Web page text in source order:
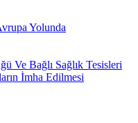
Yolunda
Ve Bağlı Sağlık Tesisleri
İmha Edilmesi